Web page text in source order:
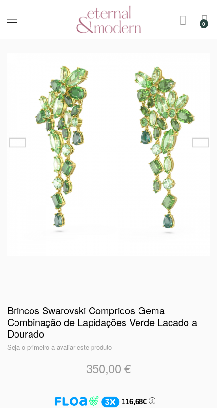
Brincos Swarovski Compridos Gema
Combinação de Lapidações Verde Lacado a
Dourado
Seja o primeiro a avaliar este produto
350,00 €
116,68€